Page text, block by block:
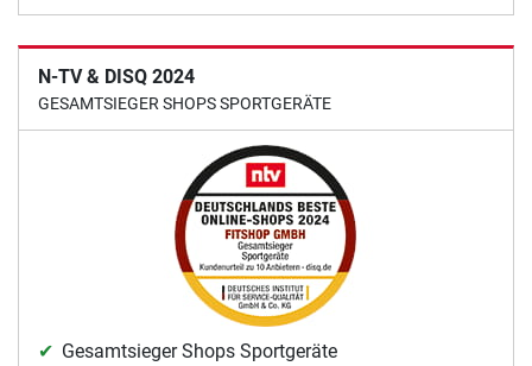
N-TV & DISQ 2024
GESAMTSIEGER SHOPS SPORTGERÄTE
Gesamtsieger Shops Sportgeräte